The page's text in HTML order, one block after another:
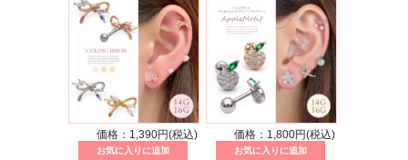
価格：1,390円(税込) 価格：1,800円(税込)